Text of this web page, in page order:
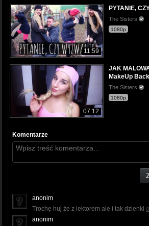
11:59
PYTANIE,
The Sisters
1080p
07:12
JAK
MakeUp
The Sisters
1080p
Komentarze
anonim
Trochę huj że z lektorem ale i tak dzienki
anonim